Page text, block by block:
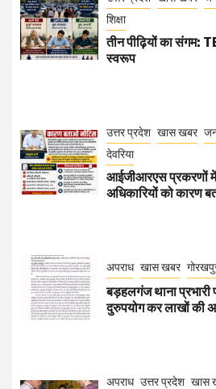
शिक्षा
तीन पीढ़ियों का संगम:
स्वरूप
उत्तर प्रदेश खास खबर
देवरिया
आईजीआरएस प्रकरणों में
अधिकारियों को कारण
अपराध खास खबर
बड़हलगंज थाना प्रभारी
दुरुपयोग कर लाखों की
अपराध उत्तर प्रदेश खास